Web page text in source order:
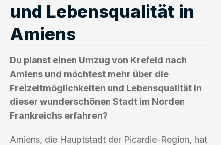
und Lebensqualität in
Amiens
Du planst einen Umzug von Krefeld nach
Amiens und möchtest mehr über die
Freizeitmöglichkeiten und Lebensqualität in
dieser wunderschönen Stadt im Norden
Frankreichs erfahren?
Amiens, die Hauptstadt der Picardie-Region, hat